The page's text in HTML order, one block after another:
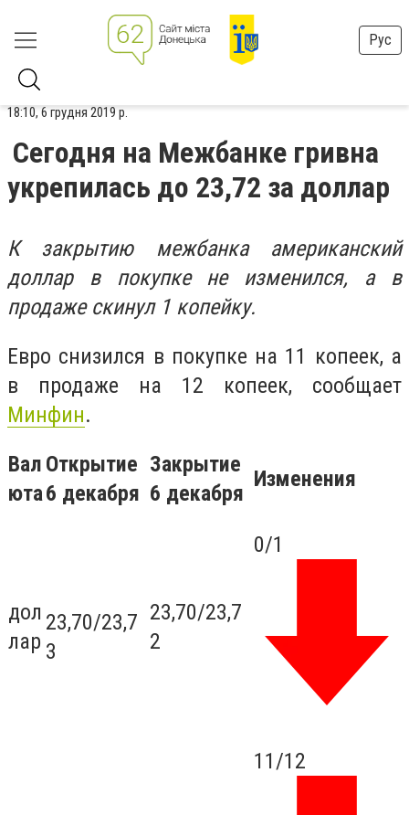
Рус
18:10, 6 грудня 2019 р.
Сегодня на Межбанке гривна
укрепилась до 23,72 за доллар
К закрытию межбанка американский
доллар в покупке не изменился, а в
продаже скинул 1 копейку.
Евро снизился в покупке на 11 копеек, а
в продаже на 12 копеек, сообщает
Минфин.
Вал
юта
Открытие
6 декабря
Закрытие
6 декабря
Изменения
дол
лар
23,70/23,7
3
23,70/23,7
2
0/1
11/12